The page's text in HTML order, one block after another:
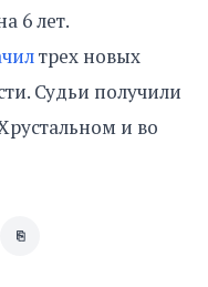
6 лет.
трех новых
Судьи получили
и во
⎘